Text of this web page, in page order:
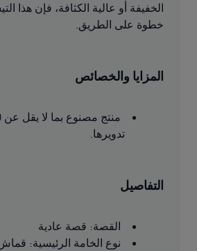
الخفيفة أو عالية الكثافة، فإن
خطوة على الطريق.
المزايا والخصائص
تدويرها.
التفاصيل
القصة: قصة عادية
نوع الخامة الرئيسية: